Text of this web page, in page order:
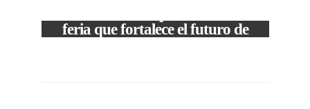
feria que fortalece el futuro de